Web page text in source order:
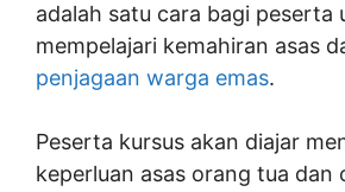
adalah satu cara bagi peserta
mempelajari kemahiran asas
penjagaan warga emas.
Peserta kursus akan diajar
keperluan asas orang tua dan